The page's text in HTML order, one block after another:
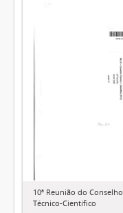
10ª Reunião do Conselho
Técnico-Científico